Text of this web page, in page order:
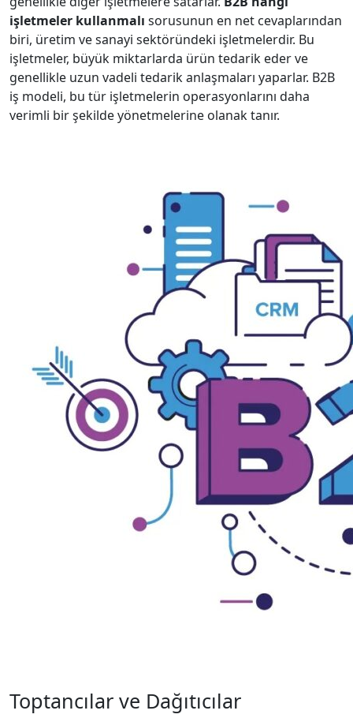
işletmeler kullanmalı sorusunun en net cevaplarından
biri, üretim ve sanayi sektöründeki işletmelerdir. Bu
işletmeler, büyük miktarlarda ürün tedarik eder ve
genellikle uzun vadeli tedarik anlaşmaları yaparlar. B2B
iş modeli, bu tür işletmelerin operasyonlarını daha
verimli bir şekilde yönetmelerine olanak tanır.
Toptancılar ve Dağıtıcılar